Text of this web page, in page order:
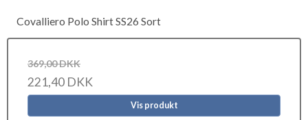
Covalliero Polo Shirt SS26 Sort
369,00 DKK
221,40 DKK
Vis produkt